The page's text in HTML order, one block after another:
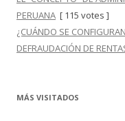
PERUANA [ 115 votes ]
¿CUÁNDO SE
DEFRAUDACIÓN DE
MÁS VISITADOS